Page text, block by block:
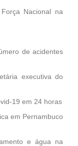
Nacional na
de acidentes
executiva do
19 em 24 horas
em Pernambuco
e água na